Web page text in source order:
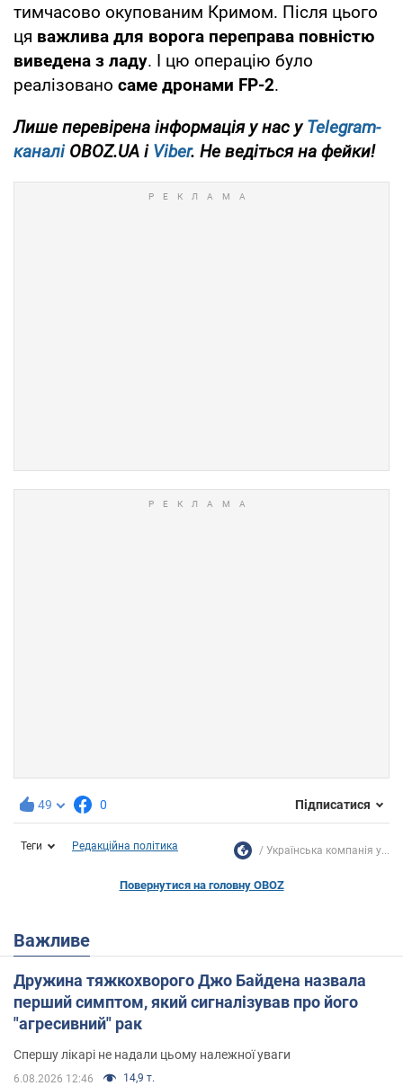
тимчасово окупованим Кримом. Після цього
ця важлива для ворога переправа повністю
виведена з ладу. І цю операцію було
реалізовано саме дронами FP-2.
Лише перевірена інформація у нас уTelegram-
каналіOBOZ.UA і Viber. Не ведіться на фейки!
49 0 Підписатися
Теги Редакційна політика Українська компанія у...
Повернутися на головну OBOZ
Важливе
Дружина тяжкохворого Джо Байдена назвала
перший симптом, який сигналізував про його
"агресивний" рак
Спершу лікарі не надали цьому належної уваги
6.08.2026 12:46 14,9 т.